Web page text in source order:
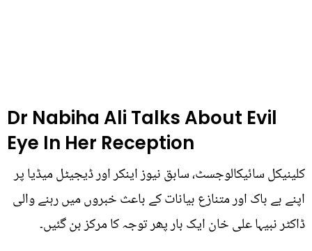
Dr Nabiha Ali Talks About Evil
Eye In Her Reception
کلینیکل سائیکالوجسٹ، سابق نیوز اینکر اور ڈیجیٹل میڈیا پر
اپنے بے باک اور متنازع بیانات کے باعث خبروں میں رہنے والی
ڈاکٹر نبیہا علی خان ایک بار پھر توجہ کا مرکز بن گئیں۔